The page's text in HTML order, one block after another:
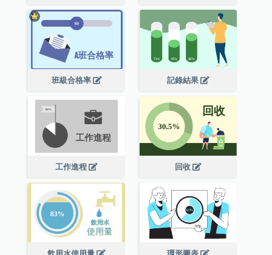
班級合格率 記錄結果
工作進程 回收